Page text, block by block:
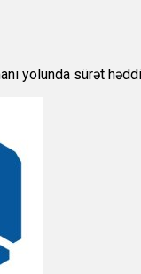
yolunda sürət